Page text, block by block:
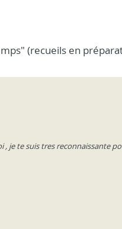
(recueils en
te suis tres reconnaissante